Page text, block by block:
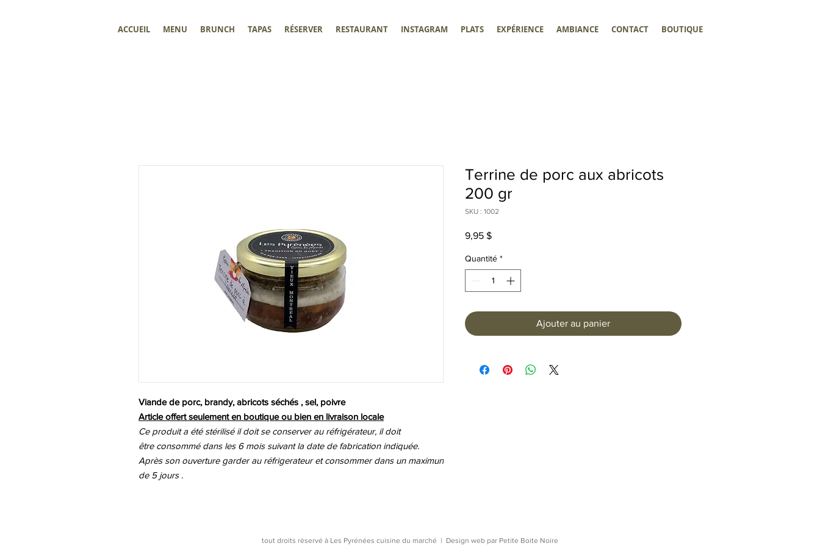
ACCUEIL MENU BRUNCH TAPAS RÉSERVER RESTAURANT INSTAGRAM PLATS EXPÉRIENCE AMBIANCE CONTACT BOUTIQUE
Viande de porc, brandy, abricots séchés , sel, poivre
Article offert seulement en boutique ou bien en livraison locale
Ce produit a été stérilisé il doit se conserver au réfrigérateur, il doit
être consommé dans les 6 mois suivant la date de fabrication indiquée.
Après son ouverture garder au réfrigerateur et consommer dans un maximun
de 5 jours .
Terrine de porc aux abricots
200 gr
SKU : 1002
9,95 $Prix
Quantité *
Ajouter au panier
tout droits réservé à Les Pyrénées cuisine du marché | Design web par Petite Boite Noire